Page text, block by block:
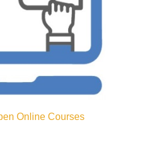
Online Courses